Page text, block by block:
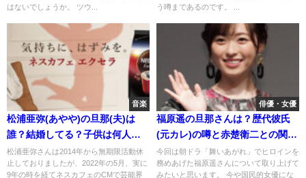
はないでしょうか。 ツウ...
う噂まであるのです。 ...
音楽
松浦亜弥(あやや)の旦那(夫)は
誰？結婚してる？子供は何人い
て何歳なのか
松浦亜弥さんは2014年から無期限活動休
止しておりましたが、2022年の5月、実に
9年の時を経てネスカフェのCMで芸能界
俳優・女優
福原遥の旦那さんは？歴代彼氏
(元カレ)の噂と赤楚衛二との関係
を検証
今回は朝ドラ「舞いあがれ」でヒロインを
務めあげた福原遥さんについて取り上げて
みたいと思います。 今や国民的女優にな